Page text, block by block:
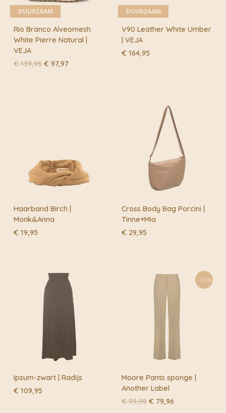
DUURZAAM
Rio Branco Alveomesh
White Pierre Natural |
VEJA
€139,95 Oorspronkelijke
€ 97,97Huidige
DUURZAAM
V90 Leather White Umber
| VEJA
€ 164,95
Haarband Birch |
Monk&Anna
€ 19,95
Cross Body Bag Porcini |
Tinne+Mia
€ 29,95
Ipsum-zwart | Radijs
€ 109,95
-20%
Moore Pants sponge |
Another Label
€99,95 Oorspronkelijke
€ 79,96